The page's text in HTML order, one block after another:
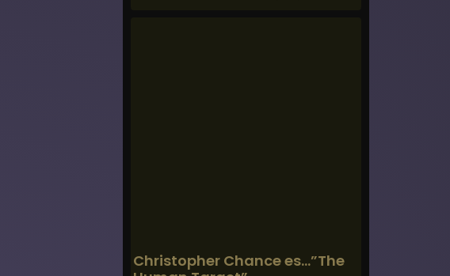
Christopher Chance es…”The